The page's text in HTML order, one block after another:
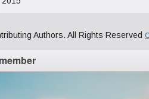
Authors. All Rights Reserved